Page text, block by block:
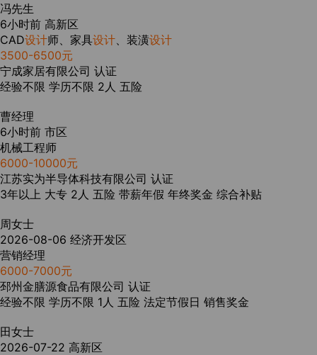
冯先生
6小时前 高新区
CAD设计师、家具设计 、装潢设计
3500-6500元
宁成家居有限公司 认证
经验不限 学历不限 2人 五险
曹经理
6小时前 市区
机械工程师
6000-10000元
江苏实为半导体科技有限公司 认证
3年以上 大专 2人 五险 带薪年假 年终奖金 综合补贴
周女士
2026-08-06 经济开发区
营销经理
6000-7000元
邳州金膳源食品有限公司 认证
经验不限 学历不限 1人 五险 法定节假日 销售奖金
田女士
2026-07-22 高新区